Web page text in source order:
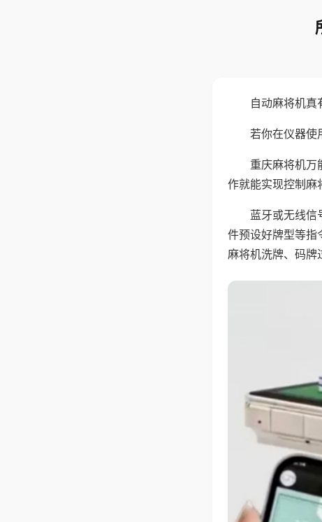
自动麻将机真
若你在仪器使
重庆麻将机万
作就能实现控制麻
蓝牙或无线信
件预设好牌型等指
麻将机洗牌、码牌